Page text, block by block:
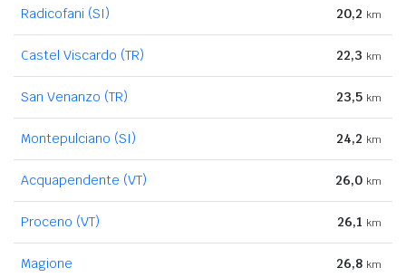
Radicofani (SI) 20,2 km
Castel Viscardo (TR) 22,3 km
San Venanzo (TR) 23,5 km
Montepulciano (SI) 24,2 km
Acquapendente (VT) 26,0 km
Proceno (VT) 26,1 km
Magione 26,8 km